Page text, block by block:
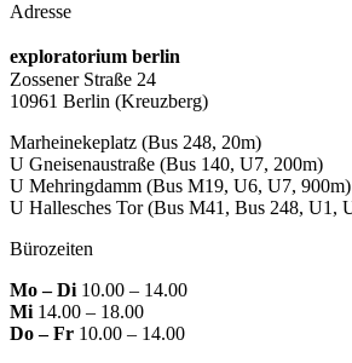
Adresse
exploratorium berlin
Zossener Straße 24
10961 Berlin (Kreuzberg)
Marheinekeplatz (Bus 248, 20m)
U Gneisenaustraße (Bus 140, U7, 200m)
U Mehringdamm (Bus M19, U6, U7, 900m)
U Hallesches Tor(Bus M41, Bus 248, U1,
Bürozeiten
Mo – Di 10.00 – 14.00
Mi 14.00 – 18.00
Do – Fr 10.00 – 14.00